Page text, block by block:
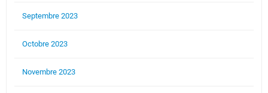
Septembre 2023
Octobre 2023
Novembre 2023